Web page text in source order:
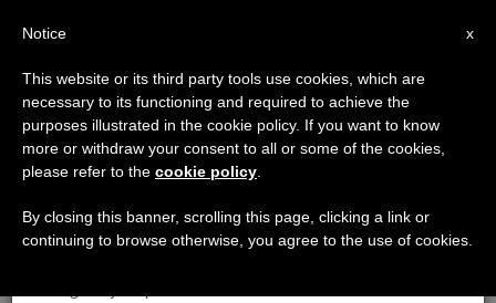
ETIQUETA
Posts Tagged
‘Constitución
Apostólica
×
Aviso importante
Del 27 de julio al 7 de agosto haremos la pausa
anual, aprovechando que en el periodo de verano
se generan menos informaciones y también el
x
Notice
This website or its third party tools use cookies, which are
necessary to its functioning and required to achieve the
purposes illustrated in the cookie policy. If you want to know
more or withdraw your consent to all or some of the cookies,
please refer to the cookie policy
By closing this banner, scrolling this page, clicking a link or
continuing to browse otherwise, you agree to the use of cookies.